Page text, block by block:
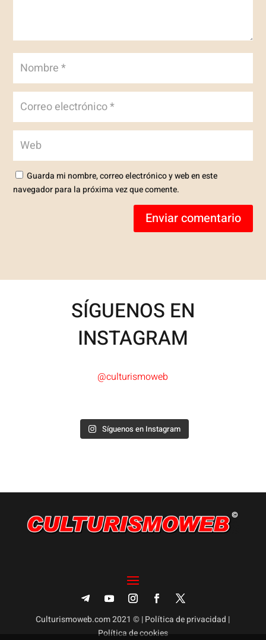
Guarda mi nombre, correo electrónico y web en este
navegador para la próxima vez que comente.
Enviar comentario
SÍGUENOS EN
INSTAGRAM
@culturismoweb
Síguenos en Instagram
Culturismoweb.com 2021 © |Política de privacidad |
Política de cookies